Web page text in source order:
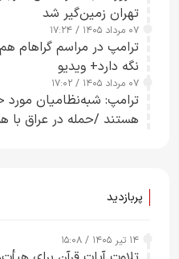
تهران زمین‌گیر شد
۰۷ مرداد ۱۴۰۵ / ۱۷:۲۴
ترامپ در مراسم گراهام
نگه دارد+ ویدیو
۰۷ مرداد ۱۴۰۵ / ۱۷:۰۲
ترامپ: شبه‌نظامیان
هستند /حمله در عراق با
پربازدید
۱۴ تیر ۱۴۰۵ / ۱۵:۰۸